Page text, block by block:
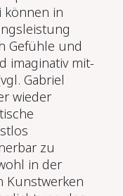
können in
Gefühle und
imaginativ mit-
Gabriel
wieder
zu
in der
Kunstwerken